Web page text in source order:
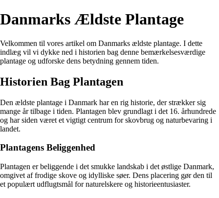
Danmarks Ældste Plantage
Velkommen til vores artikel om Danmarks ældste plantage. I dette
indlæg vil vi dykke ned i historien bag denne bemærkelsesværdige
plantage og udforske dens betydning gennem tiden.
Historien Bag Plantagen
Den ældste plantage i Danmark har en rig historie, der strækker sig
mange år tilbage i tiden. Plantagen blev grundlagt i det 16. århundrede
og har siden været et vigtigt centrum for skovbrug og naturbevaring i
landet.
Plantagens Beliggenhed
Plantagen er beliggende i det smukke landskab i det østlige Danmark,
omgivet af frodige skove og idylliske søer. Dens placering gør den til
et populært udflugtsmål for naturelskere og historieentusiaster.